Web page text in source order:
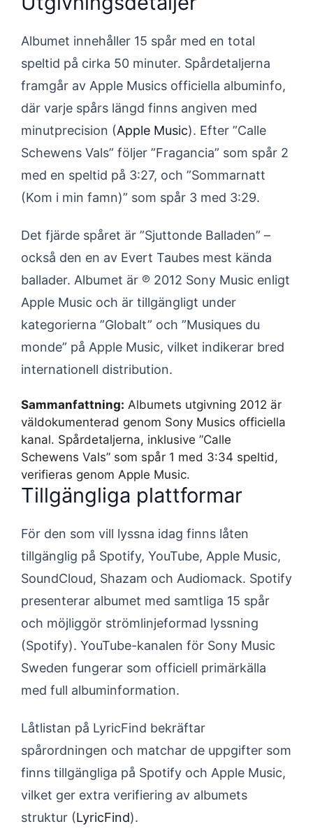
Albumet innehåller 15 spår med en total
speltid på cirka 50 minuter. Spårdetaljerna
framgår av Apple Musics officiella albuminfo,
där varje spårs längd finns angiven med
minutprecision (Apple Music). Efter ”Calle
Schewens Vals” följer ”Fragancia” som spår 2
med en speltid på 3:27, och ”Sommarnatt
(Kom i min famn)” som spår 3 med 3:29.
Det fjärde spåret är ”Sjuttonde Balladen” –
också den en av Evert Taubes mest kända
ballader. Albumet är ℗ 2012 Sony Music enligt
Apple Music och är tillgängligt under
kategorierna ”Globalt” och ”Musiques du
monde” på Apple Music, vilket indikerar bred
internationell distribution.
Sammanfattning: Albumets utgivning 2012 är
väldokumenterad genom Sony Musics officiella
kanal. Spårdetaljerna, inklusive ”Calle
Schewens Vals” som spår 1 med 3:34 speltid,
verifieras genom Apple Music.
Tillgängliga plattformar
För den som vill lyssna idag finns låten
tillgänglig på Spotify, YouTube, Apple Music,
SoundCloud, Shazam och Audiomack. Spotify
presenterar albumet med samtliga 15 spår
och möjliggör strömlinjeformad lyssning
(Spotify). YouTube-kanalen för Sony Music
Sweden fungerar som officiell primärkälla
med full albuminformation.
Låtlistan på LyricFind bekräftar
spårordningen och matchar de uppgifter som
finns tillgängliga på Spotify och Apple Music,
vilket ger extra verifiering av albumets
struktur (LyricFind).